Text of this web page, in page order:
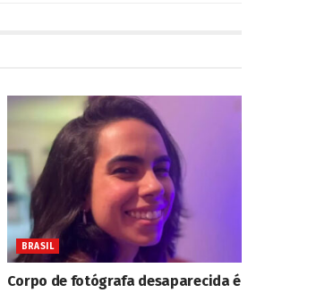
BRASIL
Corpo de fotógrafa desaparecida é